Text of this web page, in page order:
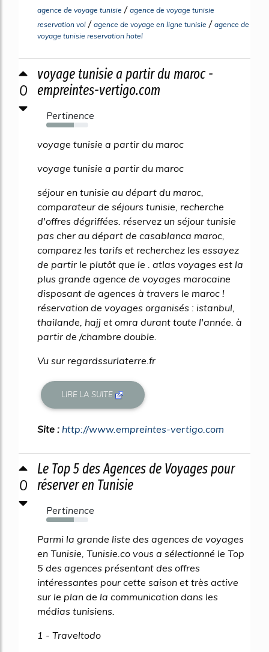
agence de voyage tunisie / agence de voyage tunisie
reservation vol / agence de voyage en ligne tunisie / agence de
voyage tunisie reservation hotel
0
voyage tunisie a partir du maroc -
empreintes-vertigo.com
Pertinence
66%
voyage tunisie a partir du maroc
voyage tunisie a partir du maroc
séjour en tunisie au départ du maroc,
comparateur de séjours tunisie, recherche
d'offres dégriffées. réservez un séjour tunisie
pas cher au départ de casablanca maroc,
comparez les tarifs et recherchez les essayez
de partir le plutôt que le . atlas voyages est la
plus grande agence de voyages marocaine
disposant de agences à travers le maroc !
réservation de voyages organisés : istanbul,
thailande, hajj et omra durant toute l'année. à
partir de /chambre double.
Vu sur regardssurlaterre.fr
LIRE LA SUITE
Site : http://www.empreintes-vertigo.com
0
Le Top 5 des Agences de Voyages pour
réserver en Tunisie
Pertinence
65%
Parmi la grande liste des agences de voyages
en Tunisie, Tunisie.co vous a sélectionné le Top
5 des agences présentant des offres
intéressantes pour cette saison et très active
sur le plan de la communication dans les
médias tunisiens.
1 - Traveltodo